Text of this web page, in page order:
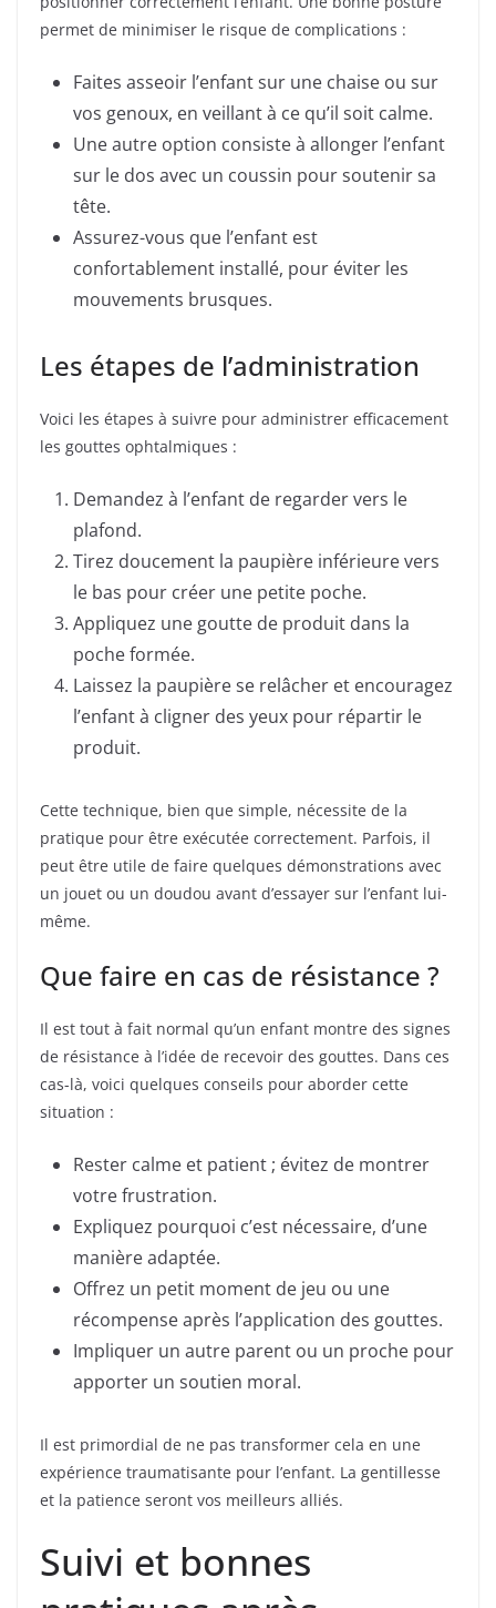
permet de minimiser le risque de complications :
Faites asseoir l’enfant sur une chaise ou sur
vos genoux, en veillant à ce qu’il soit calme.
Une autre option consiste à allonger l’enfant
sur le dos avec un coussin pour soutenir sa
tête.
Assurez-vous que l’enfant est
confortablement installé, pour éviter les
mouvements brusques.
Les étapes de l’administration
Voici les étapes à suivre pour administrer efficacement
les gouttes ophtalmiques :
Demandez à l’enfant de regarder vers le
plafond.
Tirez doucement la paupière inférieure vers
le bas pour créer une petite poche.
Appliquez une goutte de produit dans la
poche formée.
Laissez la paupière se relâcher et encouragez
l’enfant à cligner des yeux pour répartir le
produit.
Cette technique, bien que simple, nécessite de la
pratique pour être exécutée correctement. Parfois, il
peut être utile de faire quelques démonstrations avec
un jouet ou un doudou avant d’essayer sur l’enfant lui-
même.
Que faire en cas de résistance ?
Il est tout à fait normal qu’un enfant montre des signes
de résistance à l’idée de recevoir des gouttes. Dans ces
cas-là, voici quelques conseils pour aborder cette
situation :
Rester calme et patient ; évitez de montrer
votre frustration.
Expliquez pourquoi c’est nécessaire, d’une
manière adaptée.
Offrez un petit moment de jeu ou une
récompense après l’application des gouttes.
Impliquer un autre parent ou un proche pour
apporter un soutien moral.
Il est primordial de ne pas transformer cela en une
expérience traumatisante pour l’enfant. La gentillesse
et la patience seront vos meilleurs alliés.
Suivi et bonnes